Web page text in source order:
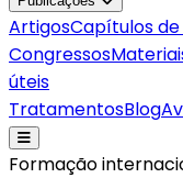
ArtigosCapítulos de
Congressos
úteis
TratamentosBlog
Formação